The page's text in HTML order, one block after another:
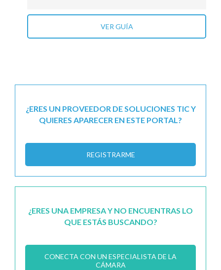
VER GUÍA
¿ERES UN PROVEEDOR DE SOLUCIONES TIC Y
QUIERES APARECER EN ESTE PORTAL?
REGISTRARME
¿ERES UNA EMPRESA Y NO ENCUENTRAS LO
QUE ESTÁS BUSCANDO?
CONECTA CON UN ESPECIALISTA DE LA
CÁMARA